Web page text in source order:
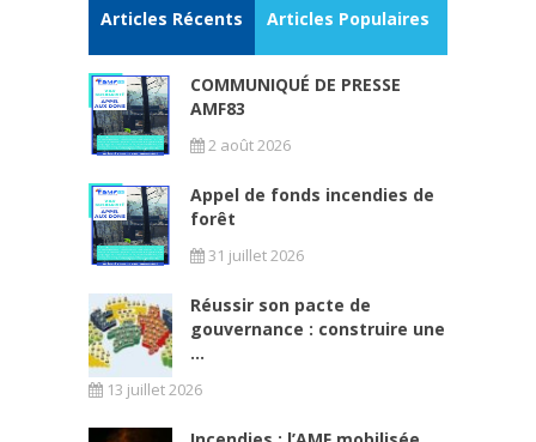
Articles Récents Articles Populaires
COMMUNIQUÉ DE PRESSE
AMF83
2 août 2026
Appel de fonds incendies de
forêt
31 juillet 2026
Réussir son pacte de
gouvernance : construire une
...
13 juillet 2026